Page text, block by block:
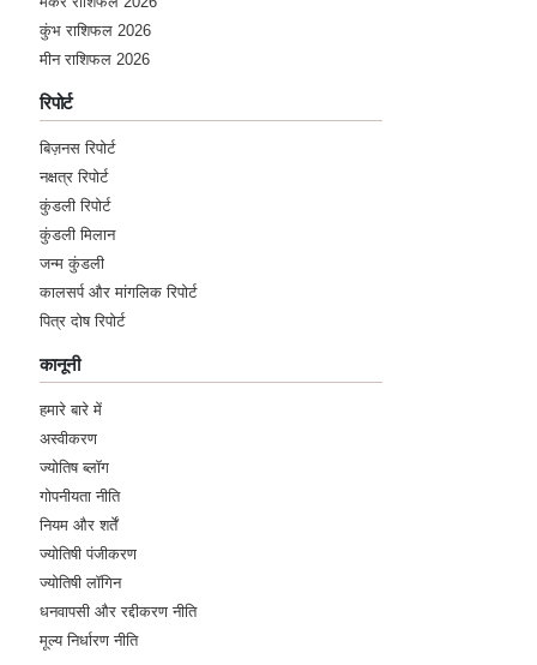
कुंभ राशिफल 2026
मीन राशिफल 2026
रिपोर्ट
बिज़नस रिपोर्ट
नक्षत्र रिपोर्ट
कुंडली रिपोर्ट
कुंडली मिलान
जन्म कुंडली
कालसर्प और मांगलिक रिपोर्ट
पित्र दोष रिपोर्ट
कानूनी
हमारे बारे में
अस्वीकरण
ज्योतिष ब्लॉग
गोपनीयता नीति
नियम और शर्तें
ज्योतिषी पंजीकरण
ज्योतिषी लॉगिन
धनवापसी और रद्दीकरण नीति
मूल्य निर्धारण नीति